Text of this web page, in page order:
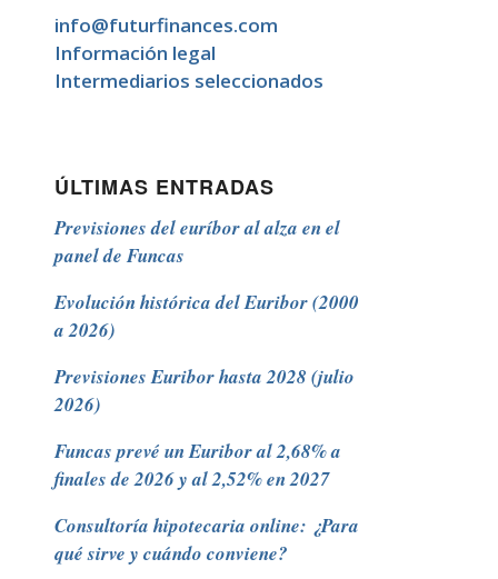
info@futurfinances.com
Información legal
Intermediarios seleccionados
ÚLTIMAS ENTRADAS
Previsiones del euríbor al alza en el
panel de Funcas
Evolución histórica del Euribor (2000
a 2026)
Previsiones Euribor hasta 2028 (julio
2026)
Funcas prevé un Euribor al 2,68% a
finales de 2026 y al 2,52% en 2027
Consultoría hipotecaria online: ¿Para
qué sirve y cuándo conviene?